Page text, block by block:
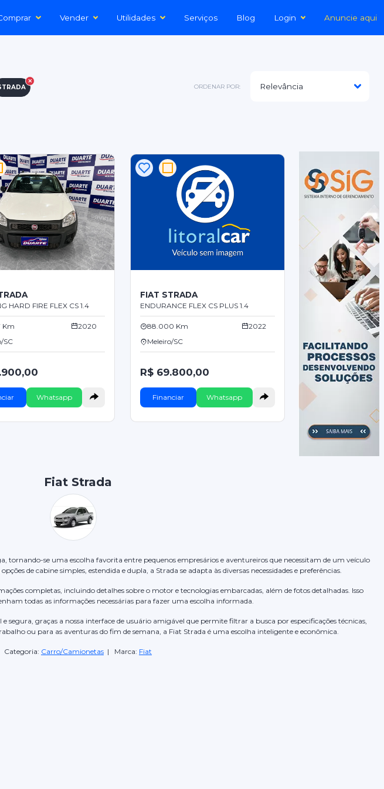
Vender Utilidades Serviços Blog Login Anuncie aqui
ORDENAR POR:
HARD FIRE FLEX CS 1.4
Km
2020
SC
Whatsapp
FIAT STRADA
ENDURANCE FLEX CS PLUS 1.4
88.000 Km
2022
Meleiro/SC
R$ 69.800,00
Financiar Whatsapp
Fiat Strada
tornando-se uma escolha favorita entre pequenos empresários e aventureiros que necessitam de um veículo
de cabine simples, estendida e dupla, a Strada se adapta às diversas necessidades e preferências.
completas, incluindo detalhes sobre o motor e tecnologias embarcadas, além de fotos detalhadas. Isso
todas as informações necessárias para fazer uma escolha informada.
e segura, graças a nossa interface de usuário amigável que permite filtrar a busca por especificações técnicas,
ou para as aventuras do fim de semana, a Fiat Strada é uma escolha inteligente e econômica.
Categoria: Carro/Camionetas | Marca: Fiat